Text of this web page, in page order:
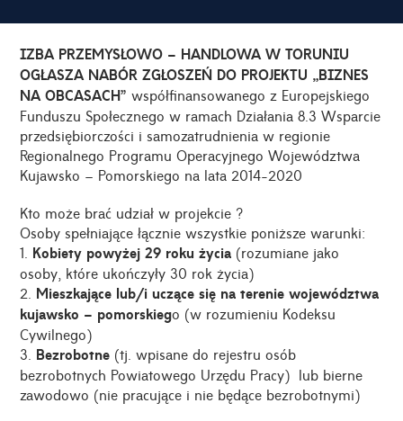
IZBA PRZEMYSŁOWO – HANDLOWA W TORUNIU
OGŁASZA NABÓR ZGŁOSZEŃ DO PROJEKTU „BIZNES
NA OBCASACH”współfinansowanego z Europejskiego
Funduszu Społecznego w ramach Działania 8.3 Wsparcie
przedsiębiorczości i samozatrudnienia w regionie
Regionalnego Programu Operacyjnego Województwa
Kujawsko – Pomorskiego na lata 2014-2020
Kto może brać udział w projekcie ?
Osoby spełniające łącznie wszystkie poniższe warunki:
1. Kobiety powyżej 29 roku życia (rozumiane jako
osoby, które ukończyły 30 rok życia)
2. Mieszkające lub/i uczące się na terenie województwa
kujawsko – pomorskiego (w rozumieniu Kodeksu
Cywilnego)
3. Bezrobotne (tj. wpisane do rejestru osób
bezrobotnych Powiatowego Urzędu Pracy) lub bierne
zawodowo (nie pracujące i nie będące bezrobotnymi)